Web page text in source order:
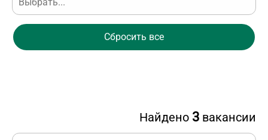
Сбросить все
Найдено 3 вакансии